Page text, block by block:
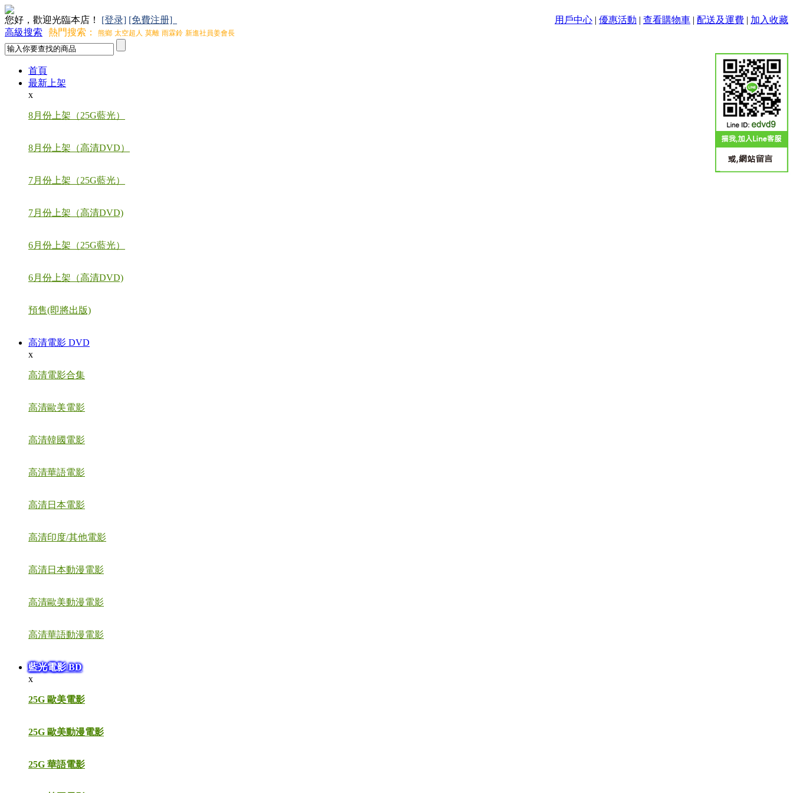
您好，歡迎光臨本店！ [登录] [免費注册] 用戶中心 | 優惠活動 | 查看購物車 | 配送及運費 | 加入收藏
高級搜索
熱門搜索： 熊鄉 太空超人 莫離 雨霖鈴 新進社員姜會長
首頁
最新上架
x
8月份上架（25G藍光）
8月份上架（高清DVD）
7月份上架（25G藍光）
7月份上架（高清DVD)
6月份上架（25G藍光）
6月份上架（高清DVD)
預售(即將出版)
高清電影 DVD
x
高清電影合集
高清歐美電影
高清韓國電影
高清華語電影
高清日本電影
高清印度/其他電影
高清日本動漫電影
高清歐美動漫電影
高清華語動漫電影
藍光電影 BD
x
25G 歐美電影
25G 歐美動漫電影
25G 華語電影